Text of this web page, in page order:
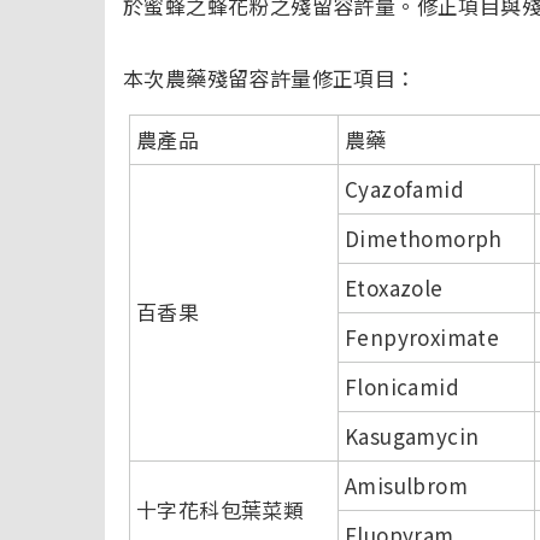
本次農藥殘留容許量修正項目：
農產品 農藥
百香果
Cyazofamid
Dimethomorph
Etoxazole
Fenpyroximate
Flonicamid
Kasugamycin
十字花科包葉菜類
Amisulbrom